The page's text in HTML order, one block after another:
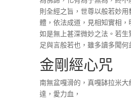
則全經之旨，世尊以般若妙用
體，依法成道，見相知實相
如是無上甚深微妙之法。若
足與言般若也，雖多讀多聞何
金剛經心咒
南無盆嘎滑的，真嘎缽拉米大
達，愛力血，